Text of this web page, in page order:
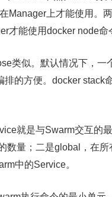
Manager上才能使用。
才能使用docker node命
类似。默认情况下，
的方便。docker stack
就是与Swarm交互的
数量；二是global，在
中的Service。